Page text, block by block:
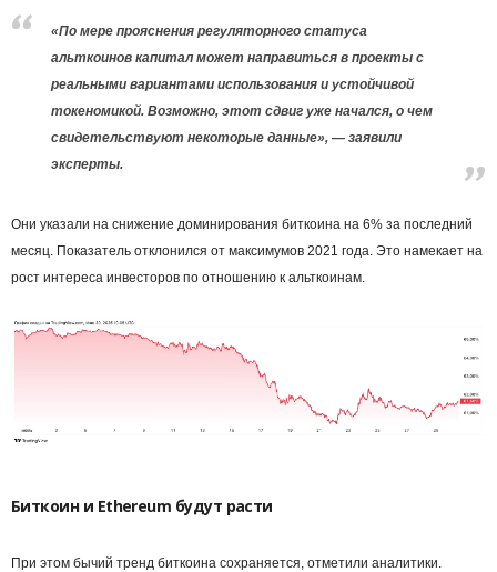
«По мере прояснения регуляторного статуса
альткоинов капитал может направиться в проекты с
реальными вариантами использования и устойчивой
токеномикой. Возможно, этот сдвиг уже начался, о чем
свидетельствуют некоторые данные», — заявили
эксперты.
Они указали на снижение доминирования биткоина на 6% за последний
месяц. Показатель отклонился от максимумов 2021 года. Это намекает на
рост интереса инвесторов по отношению к альткоинам.
Биткоин и Ethereum будут расти
При этом бычий тренд биткоина сохраняется, отметили аналитики.